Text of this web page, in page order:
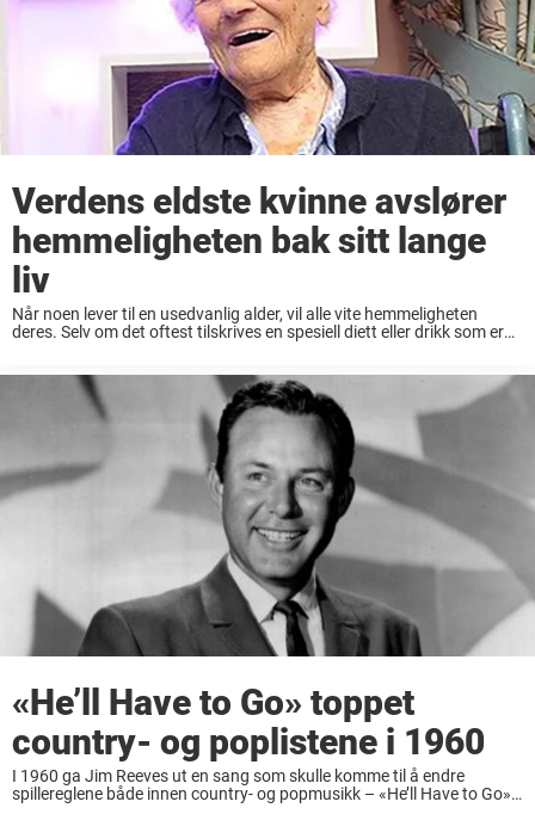
Verdens eldste kvinne avslører
hemmeligheten bak sitt lange
liv
Når noen lever til en usedvanlig alder, vil alle vite hemmeligheten
deres. Selv om det oftest tilskrives en spesiell diett eller drikk som er
«He’ll Have to Go» toppet
country- og poplistene i 1960
I 1960 ga Jim Reeves ut en sang som skulle komme til å endre
spillereglene både innen country- og popmusikk – «He’ll Have to Go».